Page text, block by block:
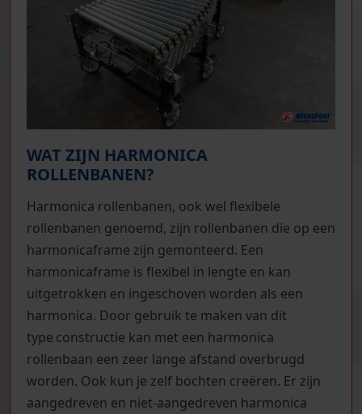
WAT ZIJN HARMONICA
ROLLENBANEN?
Harmonica rollenbanen, ook wel flexibele
rollenbanen genoemd, zijn rollenbanen die op een
harmonicaframe zijn gemonteerd. Een
harmonicaframe is flexibel in lengte en kan
uitgetrokken en ingeschoven worden als een
harmonica. Door gebruik te maken van dit
type constructie kan met een harmonica
rollenbaan een zeer lange afstand overbrugd
worden. Ook kun je zelf bochten creëren. Er zijn
aangedreven en niet-aangedreven harmonica